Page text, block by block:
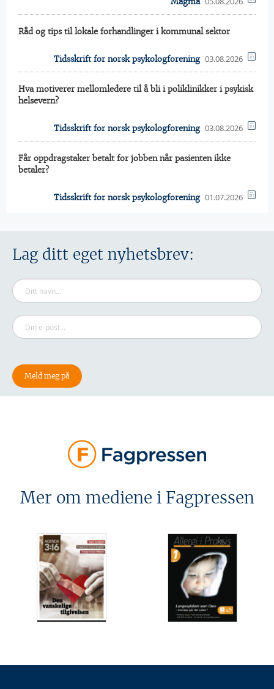
Råd og tips til lokale forhandlinger i kommunal sektor
Tidsskrift for norsk psykologforening 03.08.2026
Hva motiverer mellomledere til å bli i poliklinikker i psykisk
helsevern?
Tidsskrift for norsk psykologforening 03.08.2026
Får oppdragstaker betalt for jobben når pasienten ikke
betaler?
Tidsskrift for norsk psykologforening 01.07.2026
Lag ditt eget nyhetsbrev:
Mer om mediene i Fagpressen